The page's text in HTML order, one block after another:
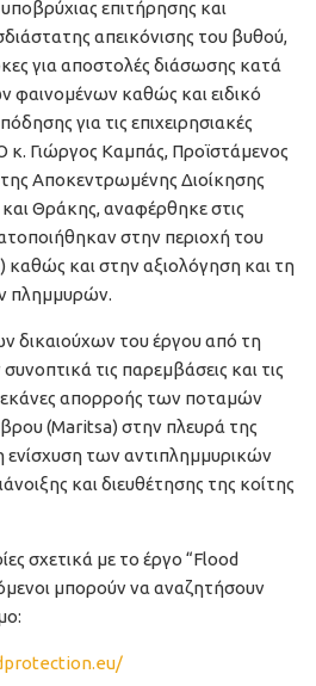
επιτήρησης και
απεικόνισης του βυθού,
για αποστολές διάσωσης κατά
φαινομένων καθώς και ειδικό
για τις επιχειρησιακές
κ. Γιώργος Καμπάς, Προϊστάμενος
Αποκεντρωμένης Διοίκησης
Θράκης, αναφέρθηκε στις
στην περιοχή του
και στην αξιολόγηση και τη
πλημμυρών.
δικαιούχων του έργου από τη
τις παρεμβάσεις και τις
απορροής των ποταμών
(Maritsa) στην πλευρά της
ενίσχυση των αντιπλημμυρικών
και διευθέτησης της κοίτης
σχετικά με το έργο “Flood
μπορούν να αναζητήσουν